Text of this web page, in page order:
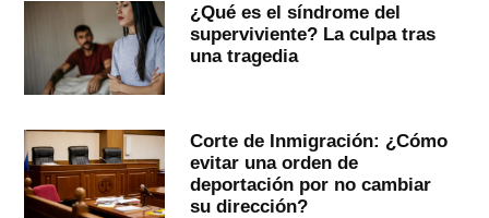
¿Qué es el síndrome del
superviviente? La culpa tras
una tragedia
Corte de Inmigración: ¿Cómo
evitar una orden de
deportación por no cambiar
su dirección?